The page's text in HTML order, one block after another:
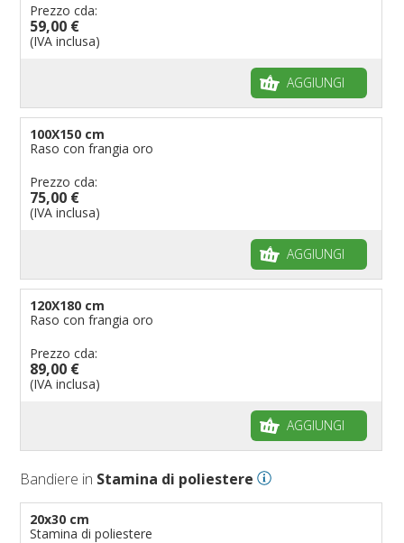
Prezzo cda:
59,00 €
(IVA inclusa)
AGGIUNGI
100X150 cm
Raso con frangia oro
Prezzo cda:
75,00 €
(IVA inclusa)
AGGIUNGI
120X180 cm
Raso con frangia oro
Prezzo cda:
89,00 €
(IVA inclusa)
AGGIUNGI
Bandiere in Stamina di poliestere
20x30 cm
Stamina di poliestere